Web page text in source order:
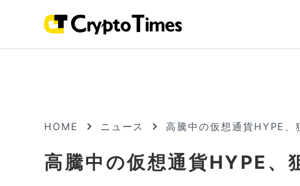
HOME ニュース 高騰中の仮想通貨HYPE
高騰中の仮想通貨HYPE